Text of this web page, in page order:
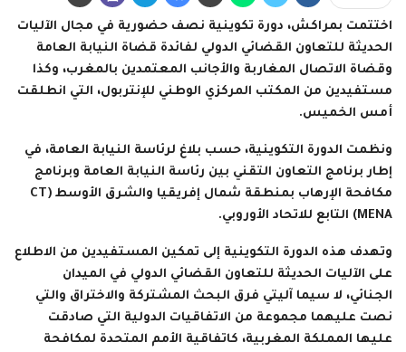
اختتمت بمراكش، دورة تكوينية نصف حضورية في مجال الآليات
الحديثة للتعاون القضائي الدولي لفائدة قضاة النيابة العامة
وقضاة الاتصال المغاربة والأجانب المعتمدين بالمغرب، وكذا
مستفيدين من المكتب المركزي الوطني للإنتربول، التي انطلقت
أمس الخميس.
ونظمت الدورة التكوينية، حسب بلاغ لرئاسة النيابة العامة، في
إطار برنامج التعاون التقني بين رئاسة النيابة العامة وبرنامج
مكافحة الإرهاب بمنطقة شمال إفريقيا والشرق الأوسط (CT
MENA) التابع للاتحاد الأوروبي.
وتهدف هذه الدورة التكوينية إلى تمكين المستفيدين من الاطلاع
على الآليات الحديثة للتعاون القضائي الدولي في الميدان
الجنائي، لا سيما آليتي فرق البحث المشتركة والاختراق والتي
نصت عليهما مجموعة من الاتفاقيات الدولية التي صادقت
عليها المملكة المغربية، كاتفاقية الأمم المتحدة لمكافحة